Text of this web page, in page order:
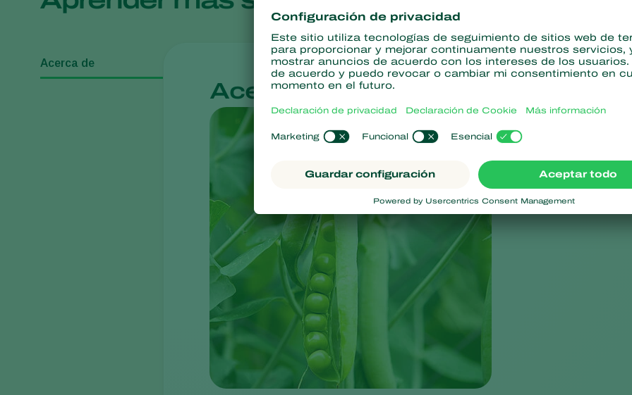
Acerca de
Acerca de